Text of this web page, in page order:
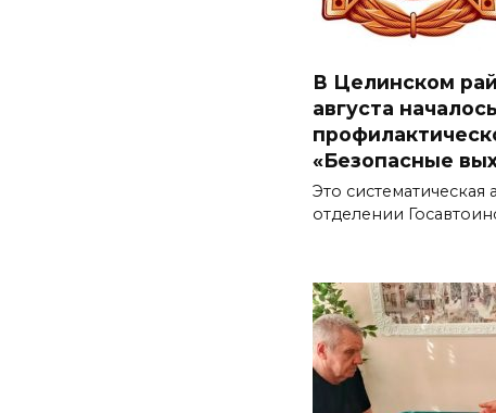
В Целинском
августа началось
«Безопасные
Это систематическая
отделении